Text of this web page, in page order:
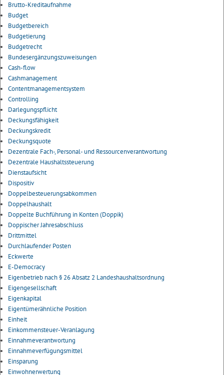
Brutto-Kreditaufnahme
Budget
Budgetbereich
Budgetierung
Budgetrecht
Bundesergänzungszuweisungen
Cash-flow
Cashmanagement
Contentmanagementsystem
Controlling
Darlegungspflicht
Deckungsfähigkeit
Deckungskredit
Deckungsquote
Dezentrale Fach-, Personal- und Ressourcenverantwortung
Dezentrale Haushaltssteuerung
Dienstaufsicht
Dispositiv
Doppelbesteuerungsabkommen
Doppelhaushalt
Doppelte Buchführung in Konten (Doppik)
Doppischer Jahresabschluss
Drittmittel
Durchlaufender Posten
Eckwerte
E-Democracy
Eigenbetrieb nach § 26 Absatz 2 Landeshaushaltsordnung
Eigengesellschaft
Eigenkapital
Eigentümerähnliche Position
Einheit
Einkommensteuer-Veranlagung
Einnahmeverantwortung
Einnahmeverfügungsmittel
Einsparung
Einwohnerwertung